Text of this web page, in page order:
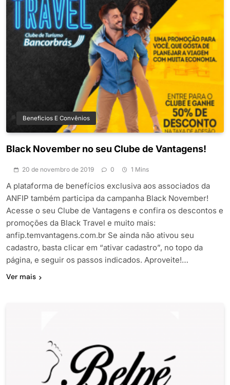
Benefícios E Convênios
Black November no seu Clube de Vantagens!
20 de novembro de 2019 0 1 Mins
A plataforma de benefícios exclusiva aos associados da
ANFIP também participa da campanha Black November!
Acesse o seu Clube de Vantagens e confira os descontos e
promoções da Black Travel e muito mais:
anfip.temvantagens.com.br Se ainda não ativou seu
cadastro, basta clicar em “ativar cadastro”, no topo da
página, e seguir os passos indicados. Aproveite!…
Ver mais